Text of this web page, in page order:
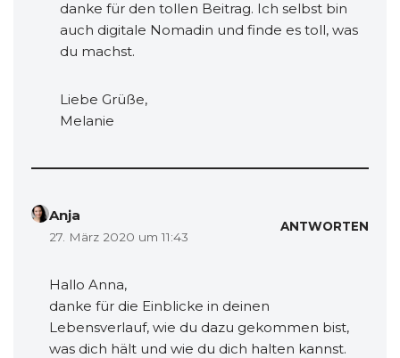
danke für den tollen Beitrag. Ich selbst bin
auch digitale Nomadin und finde es toll, was
du machst.
Liebe Grüße,
Melanie
Anja
27. März 2020 um 11:43
ANTWORTEN
Hallo Anna,
danke für die Einblicke in deinen
Lebensverlauf, wie du dazu gekommen bist,
was dich hält und wie du dich halten kannst.